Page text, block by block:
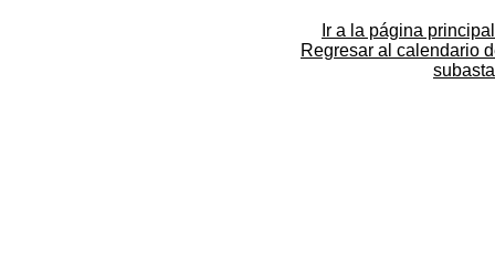
Ir a la página principal
Regresar al calendario